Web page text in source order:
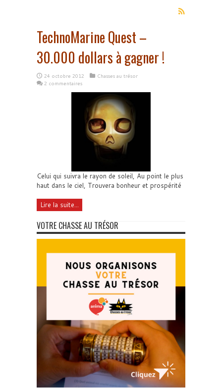
TechnoMarine Quest –
30.000 dollars à gagner !
24 octobre 2012
Chasses au trésor
2 commentaires
Celui qui suivra le rayon de soleil, Au point le plus
haut dans le ciel, Trouvera bonheur et prospérité
Lire la suite...
VOTRE CHASSE AU TRÉSOR